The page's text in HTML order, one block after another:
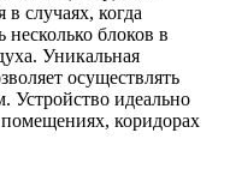
случаях, когда
несколько блоков в
Уникальная
осуществлять
Устройство идеально
коридорах